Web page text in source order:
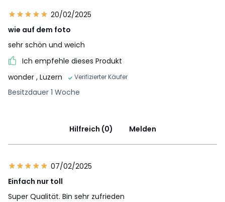
20/02/2025
wie auf dem foto
sehr schön und weich
Ich empfehle dieses Produkt
wonder , Luzern Verifizierter Käufer
Besitzdauer 1 Woche
Hilfreich (0) Melden
07/02/2025
Einfach nur toll
Super Qualität. Bin sehr zufrieden